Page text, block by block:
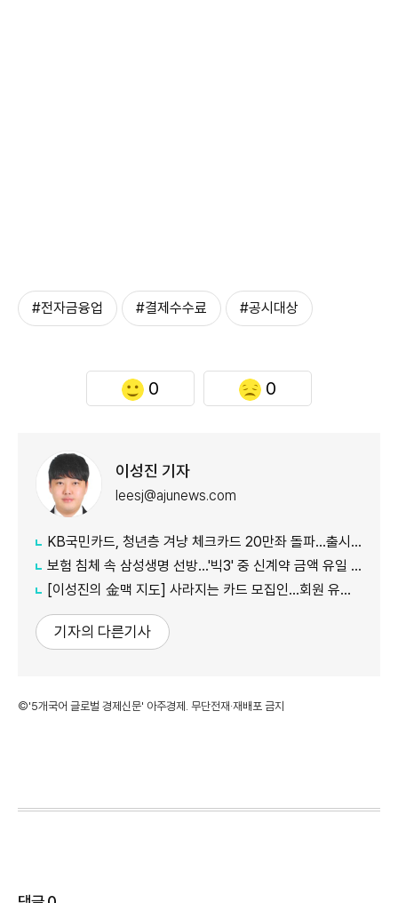
#전자금융업 #결제수수료 #공시대상
0 0
이성진 기자
leesj@ajunews.com
KB국민카드, 청년층 겨냥 체크카드 20만좌 돌파…출시 8개월만
보험 침체 속 삼성생명 선방…'빅3' 중 신계약 금액 유일 증가
[이성진의 金맥 지도] 사라지는 카드 모집인…회원 유치도 '디지털 전환'
기자의 다른기사
©'5개국어 글로벌 경제신문' 아주경제. 무단전재·재배포 금지